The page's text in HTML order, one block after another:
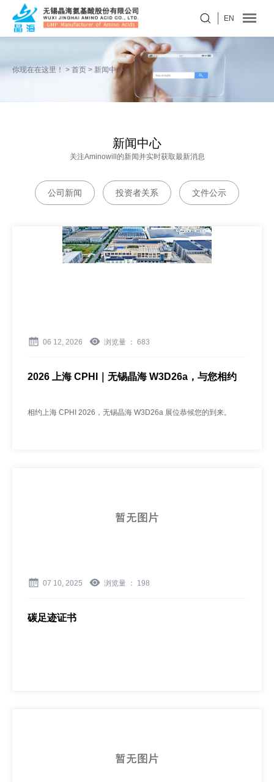
EN
你现在在这里！ > 首页 > 新闻中心
新闻中心
关注Aminowill的新闻并实时获取最新消息
公司新闻 投资者关系 文件公示
06 12, 2026 浏览量 ： 683
2026 上海 CPHI｜无锡晶海 W3D26a，与您相约
相约上海 CPHI 2026，无锡晶海 W3D26a 展位恭候您的到来。
07 10, 2025 浏览量 ： 198
碳足迹证书